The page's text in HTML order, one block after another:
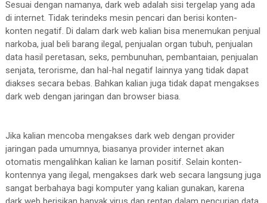
Sesuai dengan namanya, dark web adalah sisi tergelap yang ada
di internet. Tidak terindeks mesin pencari dan berisi konten-
konten negatif. Di dalam dark web kalian bisa menemukan penjual
narkoba, jual beli barang ilegal, penjualan organ tubuh, penjualan
data hasil peretasan, seks, pembunuhan, pembantaian, penjualan
senjata, terorisme, dan hal-hal negatif lainnya yang tidak dapat
diakses secara bebas. Bahkan kalian juga tidak dapat mengakses
dark web dengan jaringan dan browser biasa.
Jika kalian mencoba mengakses dark web dengan provider
jaringan pada umumnya, biasanya provider internet akan
otomatis mengalihkan kalian ke laman positif. Selain konten-
kontennya yang ilegal, mengakses dark web secara langsung juga
sangat berbahaya bagi komputer yang kalian gunakan, karena